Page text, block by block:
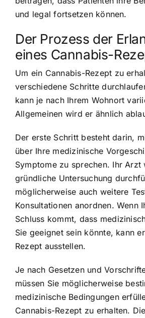
und legal fortsetzen können.
Der Prozess der
eines Cannabis-
Um ein Cannabis-Rezept zu
verschiedene Schritte
kann je nach Ihrem Wohnort
Allgemeinen wird er ähnlich
Der erste Schritt besteht darin,
über Ihre medizinische
Symptome zu sprechen. Ihr Arzt
gründliche Untersuchung
möglicherweise auch weitere
Konsultationen anordnen. Wenn
Schluss kommt, dass
Sie geeignet sein könnte, kann
Rezept ausstellen.
Je nach Gesetzen und
müssen Sie möglicherweise
medizinische Bedingungen
Cannabis-Rezept zu erhalten.